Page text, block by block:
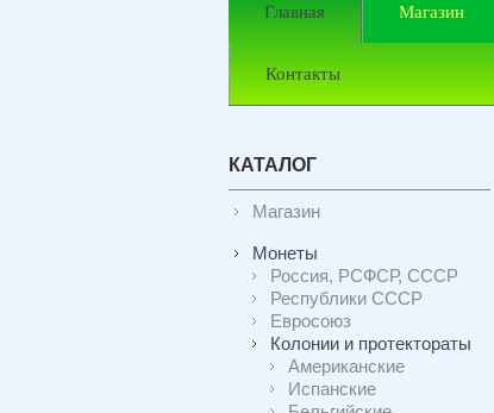
Главная Магазин
Контакты
КАТАЛОГ
Магазин
Монеты
Россия, РСФСР, СССР
Республики СССР
Евросоюз
Колонии и протектораты
Американские
Испанские